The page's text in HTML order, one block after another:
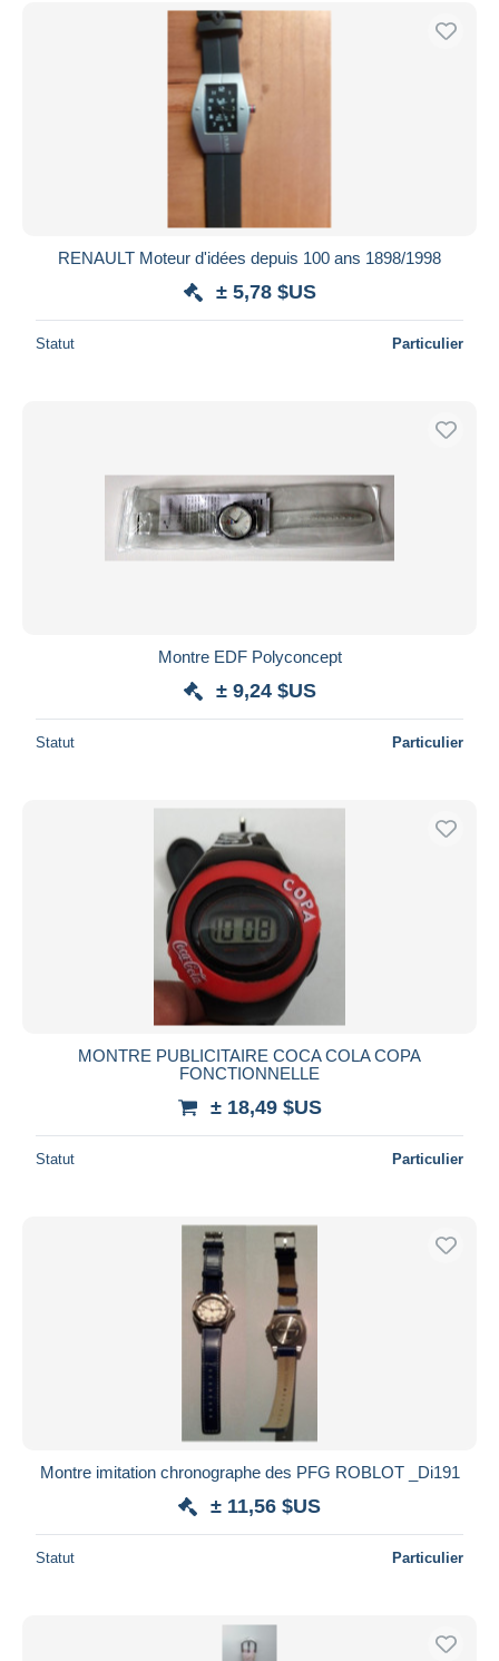
RENAULT Moteur d'idées depuis 100 ans 1898/1998
± 5,78 $US
Statut Particulier
Montre EDF Polyconcept
± 9,24 $US
Statut Particulier
MONTRE PUBLICITAIRE COCA COLA COPA
FONCTIONNELLE
± 18,49 $US
Statut Particulier
Montre imitation chronographe des PFG ROBLOT _Di191
± 11,56 $US
Statut Particulier